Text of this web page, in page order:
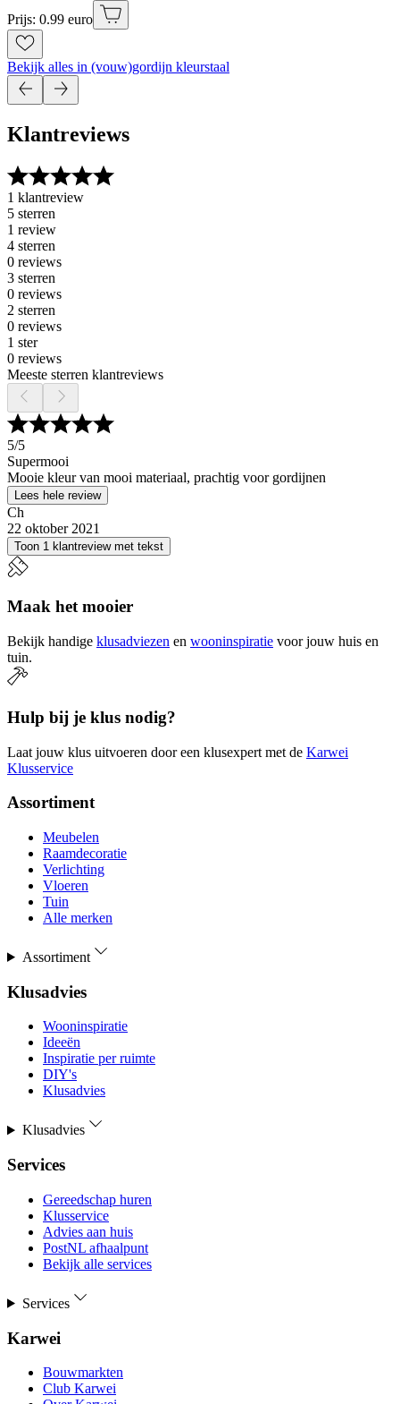
Prijs: 0.99 euro
Bekijk alles in (vouw)gordijn kleurstaal
Klantreviews
1 klantreview
5 sterren
1 review
4 sterren
0 reviews
3 sterren
0 reviews
2 sterren
0 reviews
1 ster
0 reviews
Meeste sterren klantreviews
5/5
Supermooi
Mooie kleur van mooi materiaal, prachtig voor gordijnen
Lees hele review
Ch
22 oktober 2021
Toon 1 klantreview met tekst
Maak het mooier
Bekijk handige klusadviezen en wooninspiratie voor jouw huis en
tuin.
Hulp bij je klus nodig?
Laat jouw klus uitvoeren door een klusexpert met de Karwei
Klusservice
Assortiment
Meubelen
Raamdecoratie
Verlichting
Vloeren
Tuin
Alle merken
Assortiment
Klusadvies
Wooninspiratie
Ideeën
Inspiratie per ruimte
DIY's
Klusadvies
Klusadvies
Services
Gereedschap huren
Klusservice
Advies aan huis
PostNL afhaalpunt
Bekijk alle services
Services
Karwei
Bouwmarkten
Club Karwei